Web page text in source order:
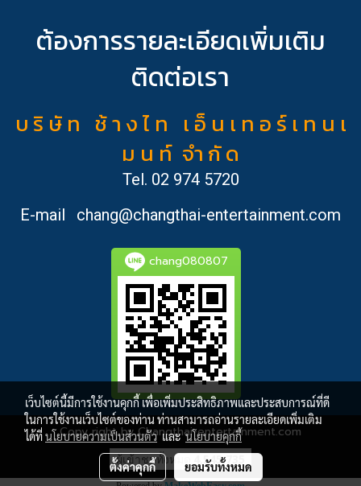
ต้องการรายละเอียดเพิ่มเติม
ติดต่อเรา
บ ริ ษั ท ช้ า ง ไ ท เ อ็ น เ ท อ ร์ เ ท น เ
ม น ท์ จำ กั ด
Tel. 02 974 5720
E-mail
chang@changthai-entertainment.com
chang080807
Copy right by Changthai-entertainment.com
ผู้เข้าชมทั้งหมด 4,545,735
เว็บไซต์นี้มีการใช้งานคุกกี้ เพื่อเพิ่มประสิทธิภาพและประสบการณ์ที่ดี
ในการใช้งานเว็บไซต์ของท่าน ท่านสามารถอ่านรายละเอียดเพิ่มเติม
ได้ที่นโยบายความเป็นส่วนตัวและนโยบายคุกกี้
ตั้งค่าคุกกี้ ยอมรับทั้งหมด